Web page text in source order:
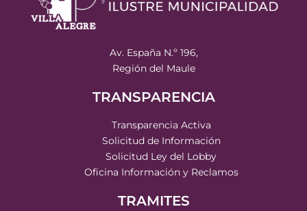
Av. España N.º 196,
Región del Maule
TRANSPARENCIA
Transparencia Activa
Solicitud de Información
Solicitud Ley del Lobby
Oficina Información y Reclamos
TRAMITES